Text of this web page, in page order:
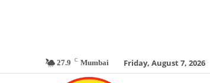
27.9 C Mumbai Friday, August 7, 2026